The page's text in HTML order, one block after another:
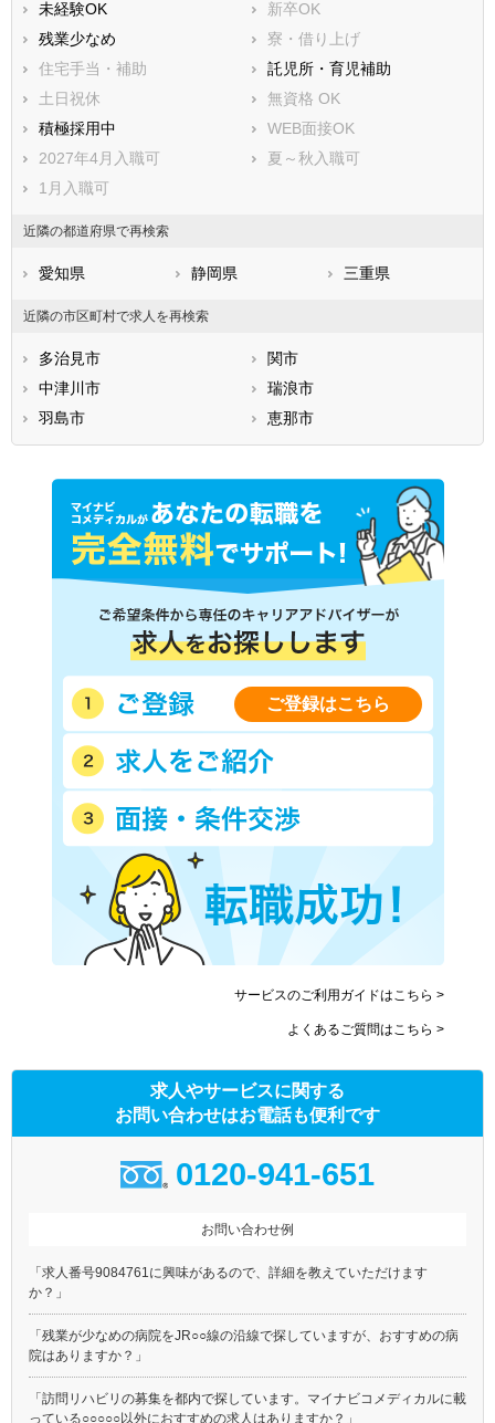
未経験OK
新卒OK
残業少なめ
寮・借り上げ
住宅手当・補助
託児所・育児補助
土日祝休
無資格 OK
積極採用中
WEB面接OK
2027年4月入職可
夏～秋入職可
1月入職可
近隣の都道府県で再検索
愛知県 静岡県 三重県
近隣の市区町村で求人を再検索
多治見市
関市
中津川市
瑞浪市
羽島市
恵那市
ご登録はこちら
サービスのご利用ガイドはこちら >
よくあるご質問はこちら >
求人やサービスに関する
お問い合わせはお電話も便利です
0120-941-651
お問い合わせ例
「求人番号9084761に興味があるので、詳細を教えていただけます
か？」
「残業が少なめの病院をJR○○線の沿線で探していますが、おすすめの病
院はありますか？」
「訪問リハビリの募集を都内で探しています。マイナビコメディカルに載
っている○○○○○以外におすすめの求人はありますか？」